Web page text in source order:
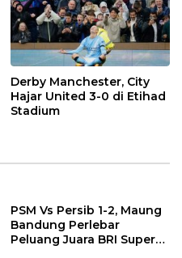
Derby Manchester, City
Hajar United 3-0 di Etihad
Stadium
PSM Vs Persib 1-2, Maung
Bandung Perlebar
Peluang Juara BRI Super